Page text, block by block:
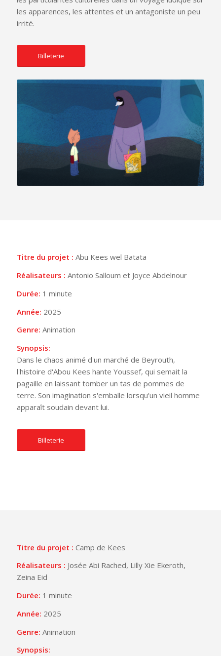
les apparences, les attentes et un antagoniste un peu
irrité.
Billeterie
Titre du projet : Abu Kees wel Batata
Réalisateurs : Antonio Salloum et Joyce Abdelnour
Durée: 1 minute
Année: 2025
Genre: Animation
Synopsis:
Dans le chaos animé d'un marché de Beyrouth,
l'histoire d'Abou Kees hante Youssef, qui semait la
pagaille en laissant tomber un tas de pommes de
terre. Son imagination s'emballe lorsqu'un vieil homme
apparaît soudain devant lui.
Billeterie
Titre du projet : Camp de Kees
Réalisateurs : Josée Abi Rached, Lilly Xie Ekeroth,
Zeina Eid
Durée: 1 minute
Année: 2025
Genre: Animation
Synopsis: